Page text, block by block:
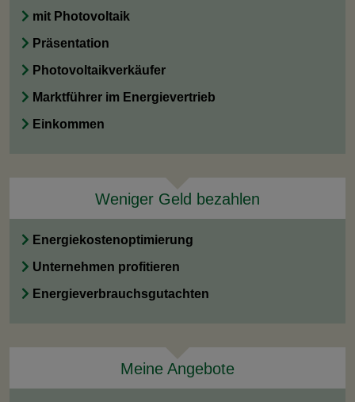
mit Photovoltaik
Präsentation
Photovoltaikverkäufer
Marktführer im Energievertrieb
Einkommen
Weniger Geld bezahlen
Energiekostenoptimierung
Unternehmen profitieren
Energieverbrauchsgutachten
Meine Angebote